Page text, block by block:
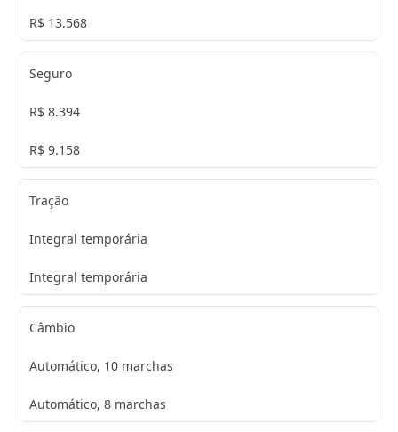
R$ 13.568
Seguro
R$ 8.394
R$ 9.158
Tração
Integral temporária
Integral temporária
Câmbio
Automático, 10 marchas
Automático, 8 marchas